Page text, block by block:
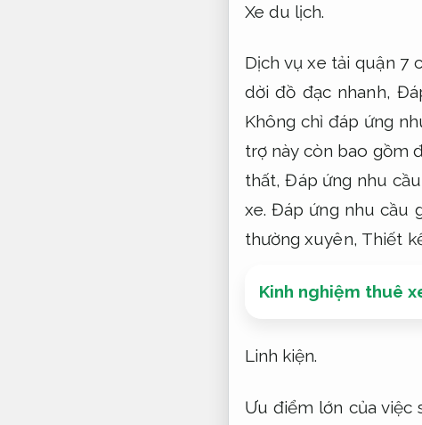
Xe du lịch.
Dịch vụ xe tải quận 7
dời đồ đạc nhanh,
Không chỉ đáp ứng
trợ này còn bao gồm
thất,Đáp ứng nhu cầu
xe. Đáp ứng nhu cầu
thường xuyên, Thiết
Kinh nghiệm thuê
Linh kiện.
Ưu điểm lớn của việc